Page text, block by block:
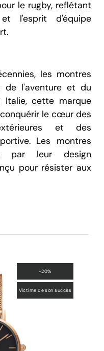
le rugby, reflétant
l'esprit d'équipe
les montres
de l'aventure et du
Italie, cette marque
le cœur des
et des
Les montres
par leur design
pour résister aux
-20%
Victime de son succès